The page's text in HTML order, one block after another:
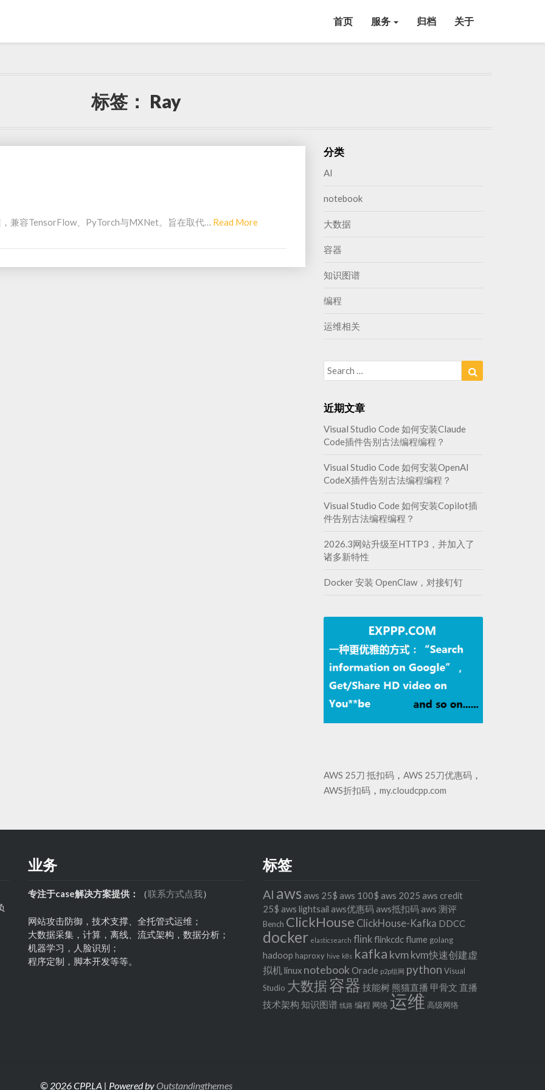
首页 服务 归档 关于
标签： Ray
兼容TensorFlow、PyTorch与MXNet。旨在取代… Read MoreRead
分类
AI
notebook
大数据
容器
知识图谱
编程
运维相关
Search
for:
近期文章
Visual Studio Code 如何安装Claude
Code插件告别古法编程编程？
Visual Studio Code 如何安装OpenAI
CodeX插件告别古法编程编程？
Visual Studio Code 如何安装Copilot插
件告别古法编程编程？
2026.3网站升级至HTTP3，并加入了
诸多新特性
Docker 安装 OpenClaw，对接钉钉
AWS 25刀 抵扣码， AWS 25刀优惠码，
AWS折扣码， my.cloudcpp.com
业务
专注于case解决方案提供： （联系方式点我）
网站攻击防御，技术支撑、全托管式运维；
大数据采集，计算，离线、流式架构，数据分析；
机器学习，人脸识别；
程序定制，脚本开发等等。
标签
AI aws aws 25$ aws 100$ aws 2025 aws credit
25$ aws lightsail aws优惠码 aws抵扣码 aws 测评
Bench ClickHouse ClickHouse-Kafka DDCC
docker elasticsearch flinkflinkcdcflume golang
hadoop haproxy hive k8s kafka kvm kvm快速创建虚
拟机linux notebook Oracle p2p组网 python Visual
Studio 大数据容器 技能树 熊猫直播 甲骨文 直播
技术架构 知识图谱 线路 编程 网络 运维 高级网络
© 2026 CPP.LA | Powered byOutstandingthemes